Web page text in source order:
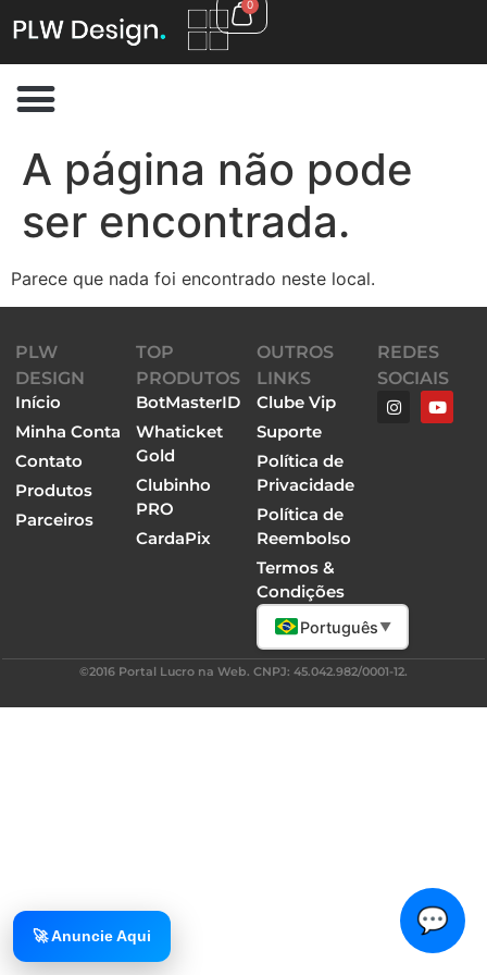
0
A página não pode
ser encontrada.
Parece que nada foi encontrado neste local.
PLW
DESIGN
Início
Minha Conta
Contato
Produtos
Parceiros
TOP
PRODUTOS
BotMasterID
Whaticket
Gold
Clubinho
PRO
CardaPix
💬
OUTROS
LINKS
Clube Vip
Suporte
Política de
Privacidade
Política de
Reembolso
Termos &
Condições
Português ▼
REDES
SOCIAIS
©2016 Portal Lucro na Web. CNPJ: 45.042.982/0001-12.
🚀 Anuncie Aqui